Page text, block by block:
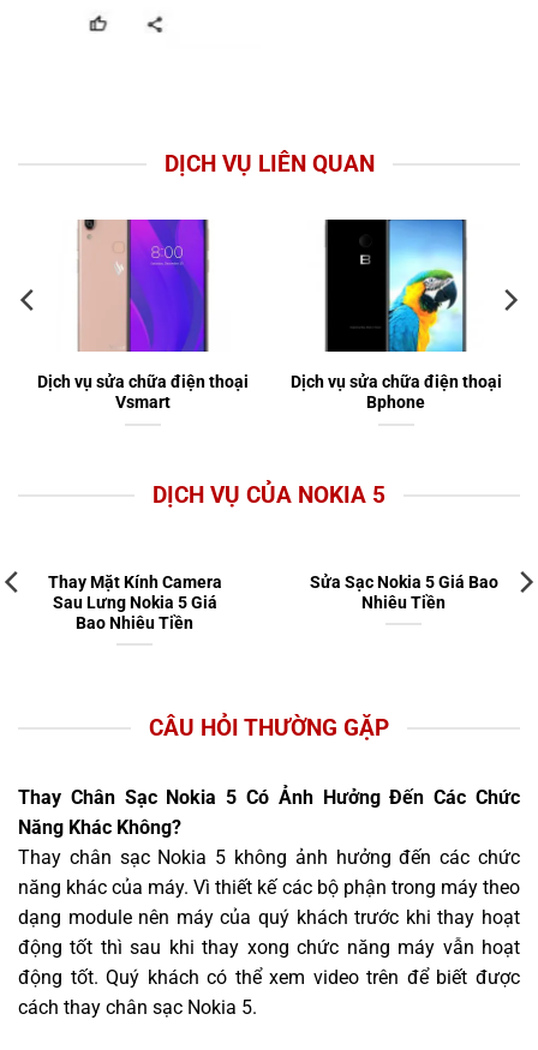
DỊCH VỤ LIÊN QUAN
Dịch vụ sửa chữa điện thoại
Vsmart
Dịch vụ sửa chữa điện thoại
Bphone
DỊCH VỤ CỦA NOKIA 5
Thay Mặt Kính Camera
Sau Lưng Nokia 5 Giá
Bao Nhiêu Tiền
Sửa Sạc Nokia 5 Giá Bao
Nhiêu Tiền
CÂU HỎI THƯỜNG GẶP
Thay Chân Sạc Nokia 5 Có Ảnh Hưởng Đến Các Chức
Năng Khác Không?
Thay chân sạc Nokia 5 không ảnh hưởng đến các chức
năng khác của máy. Vì thiết kế các bộ phận trong máy theo
dạng module nên máy của quý khách trước khi thay hoạt
động tốt thì sau khi thay xong chức năng máy vẫn hoạt
động tốt. Quý khách có thể xem video trên để biết được
cách thay chân sạc Nokia 5.